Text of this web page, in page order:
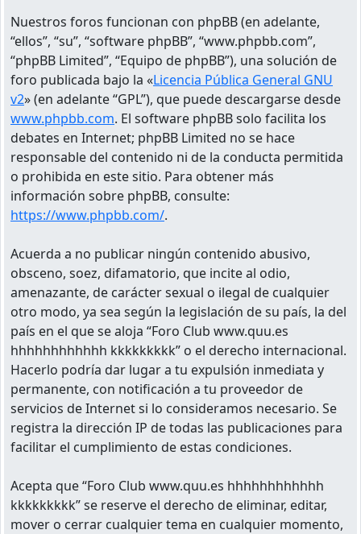
Nuestros foros funcionan con phpBB (en adelante,
“ellos”, “su”, “software phpBB”, “www.phpbb.com”,
“phpBB Limited”, “Equipo de phpBB”), una solución de
foro publicada bajo la «Licencia Pública General GNU
v2» (en adelante “GPL”), que puede descargarse desde
www.phpbb.com. El software phpBB solo facilita los
debates en Internet; phpBB Limited no se hace
responsable del contenido ni de la conducta permitida
o prohibida en este sitio. Para obtener más
información sobre phpBB, consulte:
https://www.phpbb.com/.
Acuerda a no publicar ningún contenido abusivo,
obsceno, soez, difamatorio, que incite al odio,
amenazante, de carácter sexual o ilegal de cualquier
otro modo, ya sea según la legislación de su país, la del
país en el que se aloja “Foro Club www.quu.es
hhhhhhhhhhhh kkkkkkkkk” o el derecho internacional.
Hacerlo podría dar lugar a tu expulsión inmediata y
permanente, con notificación a tu proveedor de
servicios de Internet si lo consideramos necesario. Se
registra la dirección IP de todas las publicaciones para
facilitar el cumplimiento de estas condiciones.
Acepta que “Foro Club www.quu.es hhhhhhhhhhhh
kkkkkkkkk” se reserve el derecho de eliminar, editar,
mover o cerrar cualquier tema en cualquier momento,